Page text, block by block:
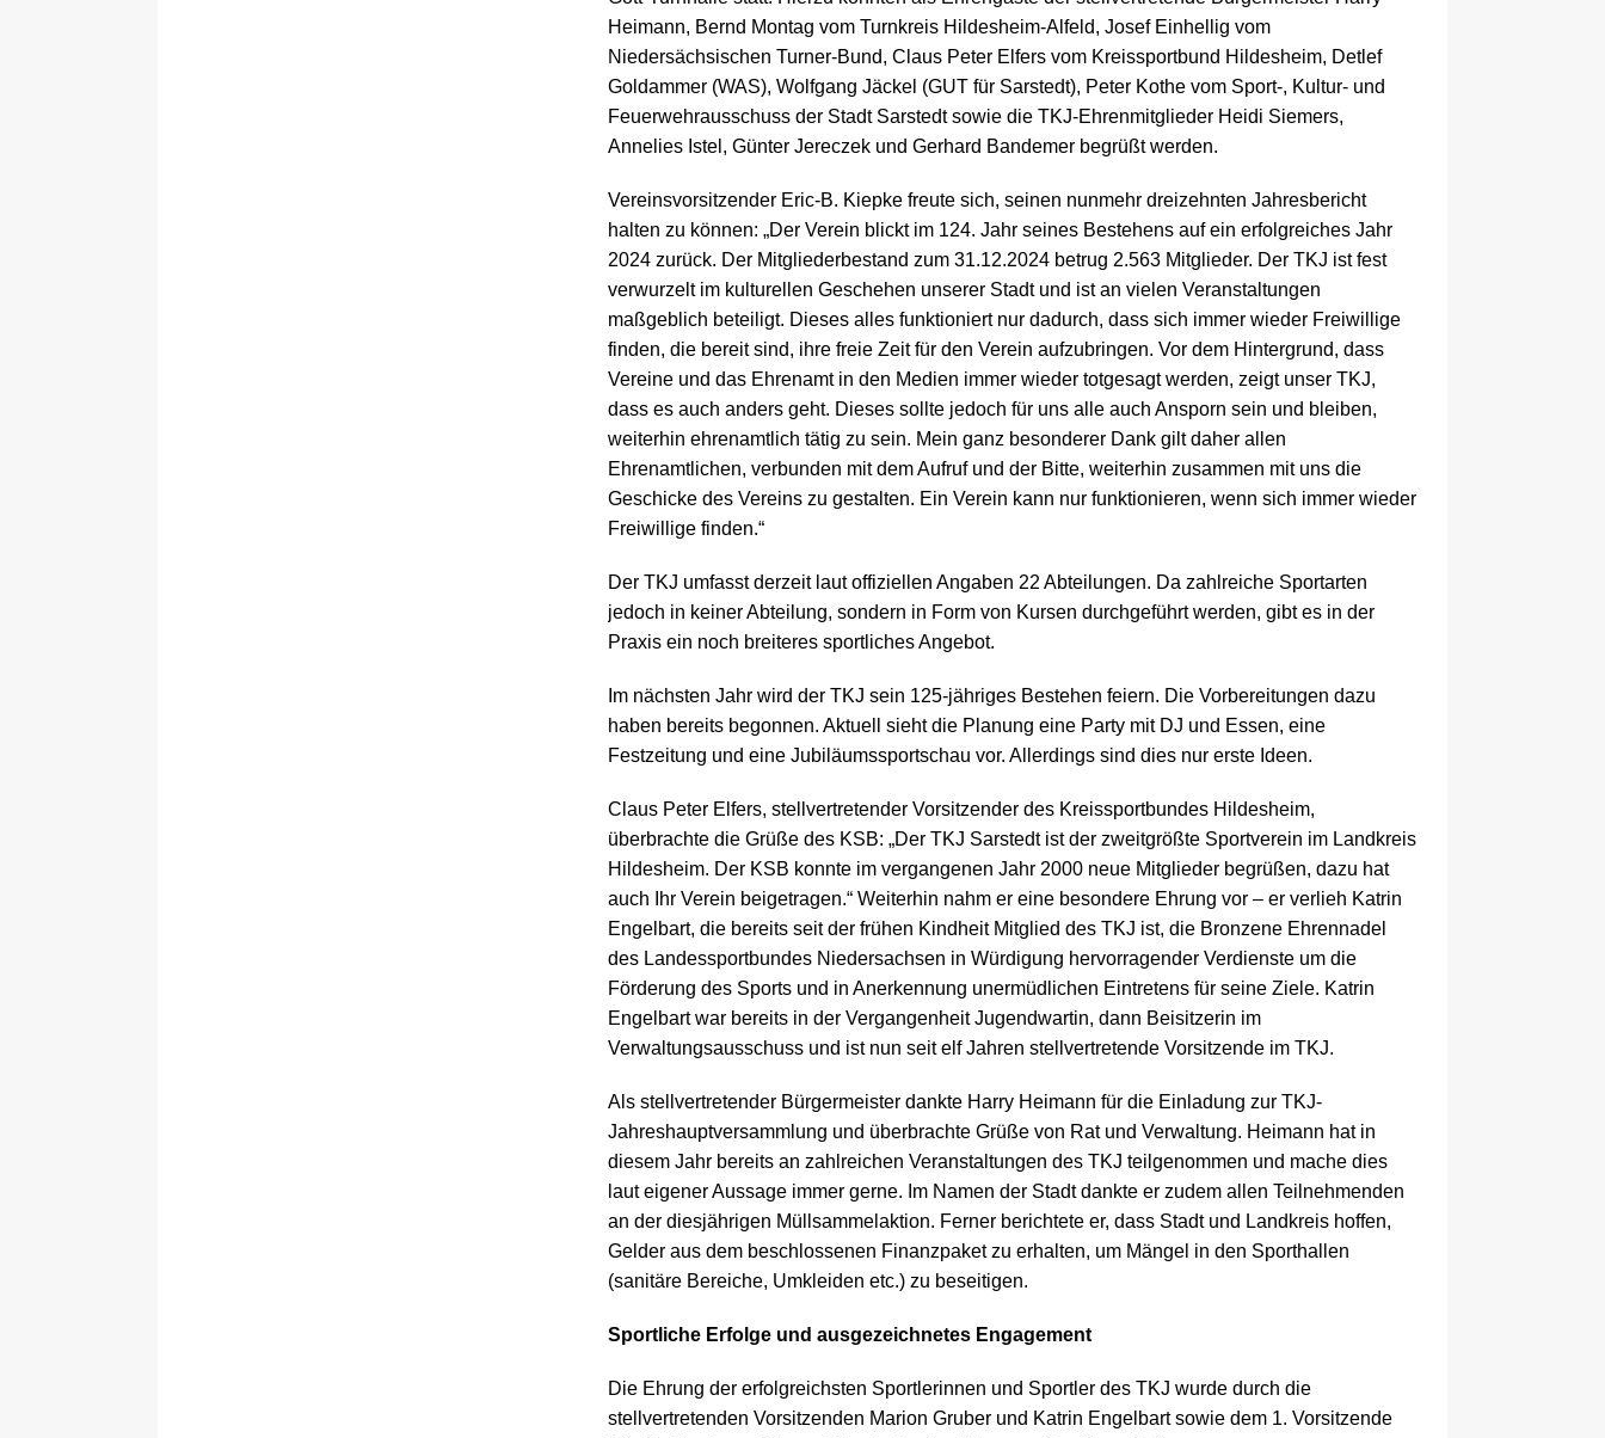
Heimann, Bernd Montag vom Turnkreis Hildesheim-Alfeld, Josef Einhellig vom
Niedersächsischen Turner-Bund, Claus Peter Elfers vom Kreissportbund Hildesheim, Detlef
Goldammer (WAS), Wolfgang Jäckel (GUT für Sarstedt), Peter Kothe vom Sport-, Kultur- und
Feuerwehrausschuss der Stadt Sarstedt sowie die TKJ-Ehrenmitglieder Heidi Siemers,
Annelies Istel, Günter Jereczek und Gerhard Bandemer begrüßt werden.
Vereinsvorsitzender Eric-B. Kiepke freute sich, seinen nunmehr dreizehnten Jahresbericht
halten zu können: „Der Verein blickt im 124. Jahr seines Bestehens auf ein erfolgreiches Jahr
2024 zurück. Der Mitgliederbestand zum 31.12.2024 betrug 2.563 Mitglieder. Der TKJ ist fest
verwurzelt im kulturellen Geschehen unserer Stadt und ist an vielen Veranstaltungen
maßgeblich beteiligt. Dieses alles funktioniert nur dadurch, dass sich immer wieder Freiwillige
finden, die bereit sind, ihre freie Zeit für den Verein aufzubringen. Vor dem Hintergrund, dass
Vereine und das Ehrenamt in den Medien immer wieder totgesagt werden, zeigt unser TKJ,
dass es auch anders geht. Dieses sollte jedoch für uns alle auch Ansporn sein und bleiben,
weiterhin ehrenamtlich tätig zu sein. Mein ganz besonderer Dank gilt daher allen
Ehrenamtlichen, verbunden mit dem Aufruf und der Bitte, weiterhin zusammen mit uns die
Geschicke des Vereins zu gestalten. Ein Verein kann nur funktionieren, wenn sich immer wieder
Freiwillige finden.“
Der TKJ umfasst derzeit laut offiziellen Angaben 22 Abteilungen. Da zahlreiche Sportarten
jedoch in keiner Abteilung, sondern in Form von Kursen durchgeführt werden, gibt es in der
Praxis ein noch breiteres sportliches Angebot.
Im nächsten Jahr wird der TKJ sein 125-jähriges Bestehen feiern. Die Vorbereitungen dazu
haben bereits begonnen. Aktuell sieht die Planung eine Party mit DJ und Essen, eine
Festzeitung und eine Jubiläumssportschau vor. Allerdings sind dies nur erste Ideen.
Claus Peter Elfers, stellvertretender Vorsitzender des Kreissportbundes Hildesheim,
überbrachte die Grüße des KSB: „Der TKJ Sarstedt ist der zweitgrößte Sportverein im Landkreis
Hildesheim. Der KSB konnte im vergangenen Jahr 2000 neue Mitglieder begrüßen, dazu hat
auch Ihr Verein beigetragen.“ Weiterhin nahm er eine besondere Ehrung vor – er verlieh Katrin
Engelbart, die bereits seit der frühen Kindheit Mitglied des TKJ ist, die Bronzene Ehrennadel
des Landessportbundes Niedersachsen in Würdigung hervorragender Verdienste um die
Förderung des Sports und in Anerkennung unermüdlichen Eintretens für seine Ziele. Katrin
Engelbart war bereits in der Vergangenheit Jugendwartin, dann Beisitzerin im
Verwaltungsausschuss und ist nun seit elf Jahren stellvertretende Vorsitzende im TKJ.
Als stellvertretender Bürgermeister dankte Harry Heimann für die Einladung zur TKJ-
Jahreshauptversammlung und überbrachte Grüße von Rat und Verwaltung. Heimann hat in
diesem Jahr bereits an zahlreichen Veranstaltungen des TKJ teilgenommen und mache dies
laut eigener Aussage immer gerne. Im Namen der Stadt dankte er zudem allen Teilnehmenden
an der diesjährigen Müllsammelaktion. Ferner berichtete er, dass Stadt und Landkreis hoffen,
Gelder aus dem beschlossenen Finanzpaket zu erhalten, um Mängel in den Sporthallen
(sanitäre Bereiche, Umkleiden etc.) zu beseitigen.
Sportliche Erfolge und ausgezeichnetes Engagement
Die Ehrung der erfolgreichsten Sportlerinnen und Sportler des TKJ wurde durch die
stellvertretenden Vorsitzenden Marion Gruber und Katrin Engelbart sowie dem 1. Vorsitzende